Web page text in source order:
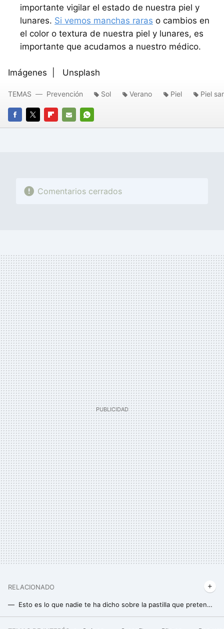
importante vigilar el estado de nuestra piel y
lunares. Si vemos manchas raras o cambios en
el color o textura de nuestra piel y lunares, es
importante que acudamos a nuestro médico.
Imágenes | Unsplash
FACEBOOK
TWITTERFLIPBOARD
E-
WHATSAPP
TEMAS Prevención Sol Verano Piel Piel
Comentarios cerrados
RELACIONADO
Esto es lo que nadie te ha dicho sobre la pastilla que pretende reemplazar al ejercicio